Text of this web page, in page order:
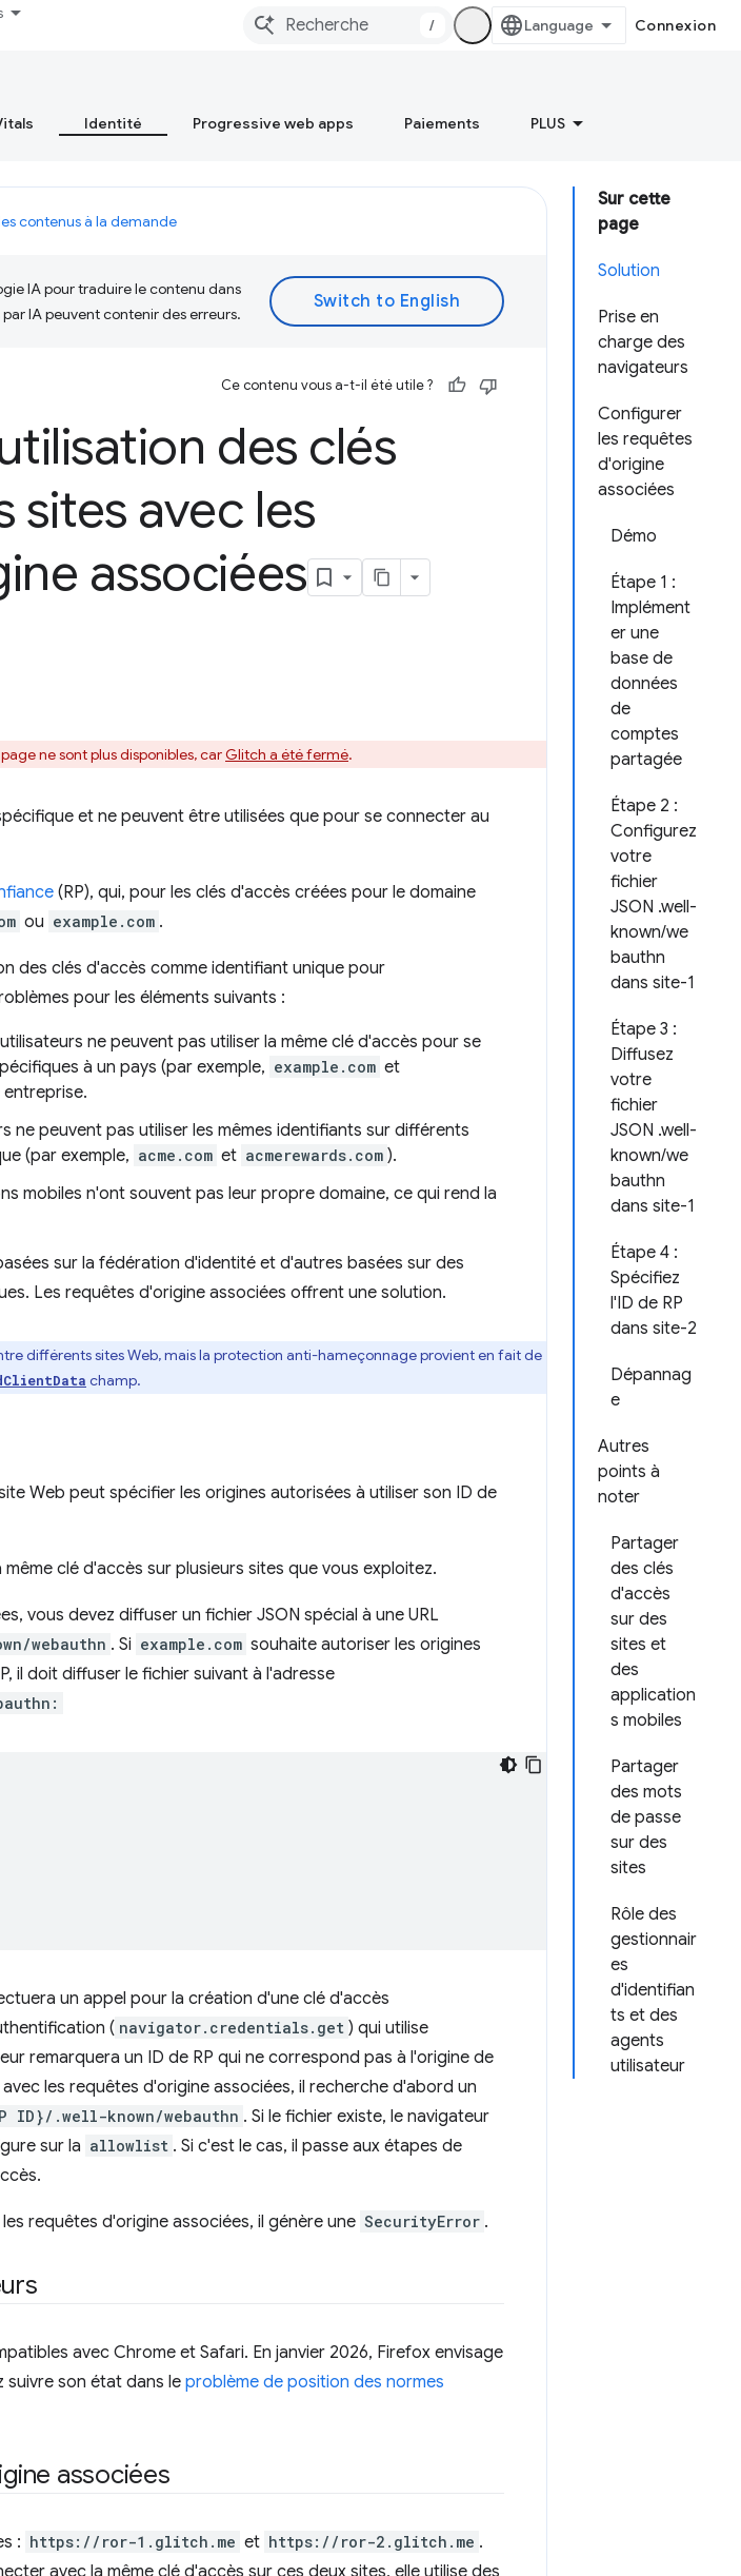
/ Connexion
Identité Progressive web apps Paiements PLUS
Sur cette
page
Solution
Prise en
charge des
navigateurs
Configurer
les requêtes
d'origine
associées
Démo
Étape 1 :
Implément
er une
base de
données
de
comptes
partagée
Étape 2 :
Configurez
votre
fichier
JSON .well-
known/we
bauthn
dans site-1
Étape 3 :
Diffusez
votre
fichier
JSON .well-
known/we
bauthn
dans site-1
Étape 4 :
Spécifiez
l'ID de RP
dans site-2
Dépannag
e
Autres
points à
noter
Partager
des clés
d'accès
sur des
sites et
des
application
s mobiles
Partager
des mots
de passe
sur des
sites
Rôle des
gestionnair
es
d'identifian
ts et des
agents
utilisateur
contenus à la demande
IA pour traduire le contenu dans
IA peuvent contenir des erreurs.
Ce contenu vous a-t-il été utile ?
des clés
sites avec les
associées
ne sont plus disponibles, carGlitch a été fermé.
et ne peuvent être utilisées que pour se connecter au
(RP), qui, pour les clés d'accès créées pour le domaine
ou example.com .
des clés d'accès comme identifiant unique pour
pour les éléments suivants :
ne peuvent pas utiliser la même clé d'accès pour se
à un pays (par exemple, example.com et
entreprise.
ne peuvent pas utiliser les mêmes identifiants sur différents
(par exemple, acme.com et acmerewards.com ).
mobiles n'ont souvent pas leur propre domaine, ce qui rend la
sur la fédération d'identité et d'autres basées sur des
Les requêtes d'origine associées offrent une solution.
différents sites Web, mais la protection anti-hameçonnage provient en fait de
champ.
Web peut spécifier les origines autorisées à utiliser son ID de
clé d'accès sur plusieurs sites que vous exploitez.
vous devez diffuser un fichier JSON spécial à une URL
webauthn . Si example.com souhaite autoriser les origines
il doit diffuser le fichier suivant à l'adresse
un appel pour la création d'une clé d'accès
( navigator.credentials.get ) qui utilise
remarquera un ID de RP qui ne correspond pas à l'origine de
les requêtes d'origine associées, il recherche d'abord un
ID}/.well-known/webauthn . Si le fichier existe, le navigateur
sur la allowlist . Si c'est le cas, il passe aux étapes de
requêtes d'origine associées, il génère une SecurityError .
avec Chrome et Safari. En janvier 2026, Firefox envisage
son état dans leproblème de position des normes
associées
: https://ror-1.glitch.me et https://ror-2.glitch.me .
avec la même clé d'accès sur ces deux sites, elle utilise des